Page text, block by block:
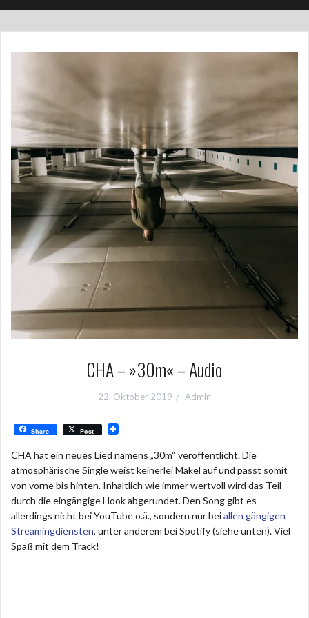
CHA – »30m« – Audio
22. Oktober 2019 Admin
Share Post
CHA hat ein neues Lied namens „30m“ veröffentlicht. Die
atmosphärische Single weist keinerlei Makel auf und passt somit
von vorne bis hinten. Inhaltlich wie immer wertvoll wird das Teil
durch die eingängige Hook abgerundet. Den Song gibt es
allerdings nicht bei YouTube o.ä., sondern nur beiallen gängigen
Streamingdiensten, unter anderem bei Spotify (siehe unten). Viel
Spaß mit dem Track!